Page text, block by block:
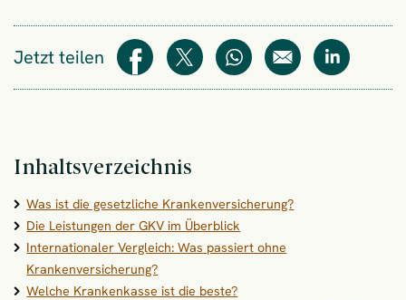
Jetzt teilen Teilen Teilen WhatsAppE-Mail Teilen
Inhaltsverzeichnis
Was ist die gesetzliche Krankenversicherung?
Die Leistungen der GKV im Überblick
Internationaler Vergleich: Was passiert ohne
Krankenversicherung?
Welche Krankenkasse ist die beste?